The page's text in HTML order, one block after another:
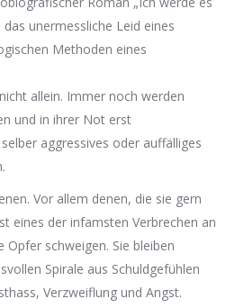
das unermessliche Leid eines
Methoden eines
allein. Immer noch werden
und in ihrer Not erst
aggressives oder auffälliges
Vor allem denen, die sie gern
eines der infamsten Verbrechen an
Opfer schweigen. Sie bleiben
Spirale aus Schuldgefühlen
Verzweiflung und Angst.